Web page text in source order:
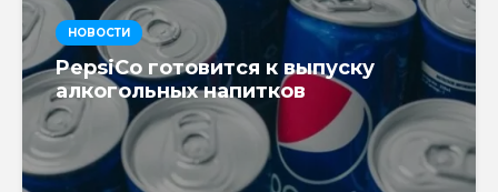
НОВОСТИ
PepsiCo готовится к выпуску
алкогольных напитков